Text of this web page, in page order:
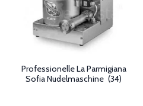
Professionelle La Parmigiana
Sofia Nudelmaschine (34)